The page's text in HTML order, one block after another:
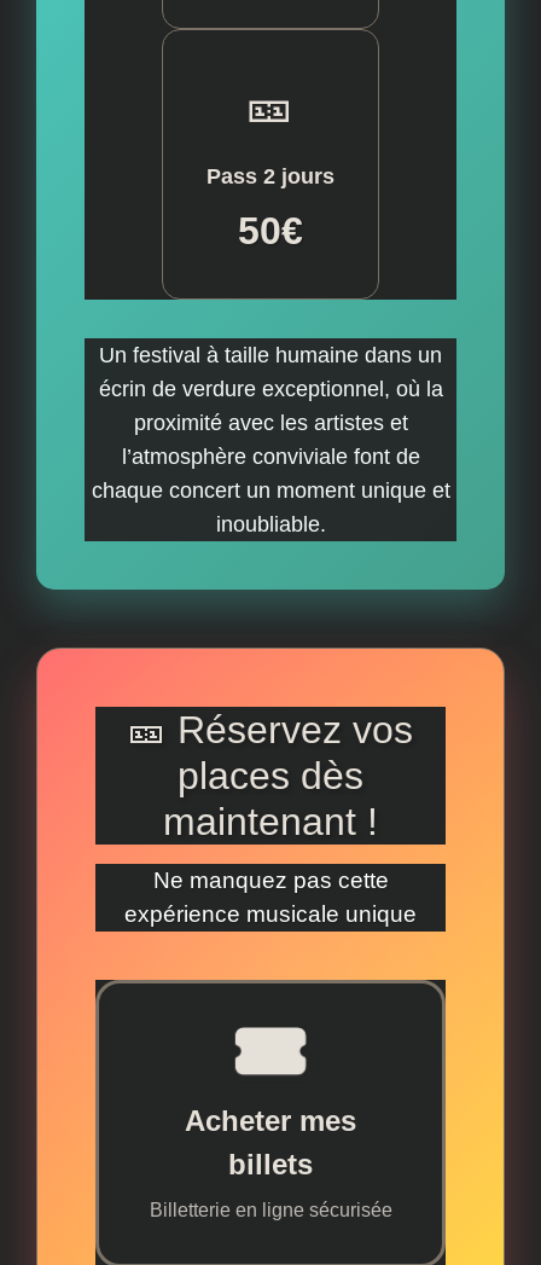
🎫
Pass 2 jours
50€
Un festival à taille humaine dans un
écrin de verdure exceptionnel, où la
proximité avec les artistes et
l’atmosphère conviviale font de
chaque concert un moment unique et
inoubliable.
🎫 Réservez vos
places dès
maintenant !
Ne manquez pas cette
expérience musicale unique
Acheter mes
billets
Billetterie en ligne sécurisée